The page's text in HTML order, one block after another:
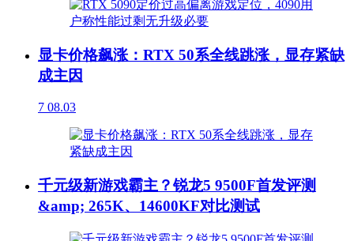
显卡价格飙涨：RTX 50系全线跳涨，显存紧缺
成主因
7 08.03
千元级新游戏霸主？锐龙5 9500F首发评测
&amp; 265K、14600KF对比测试